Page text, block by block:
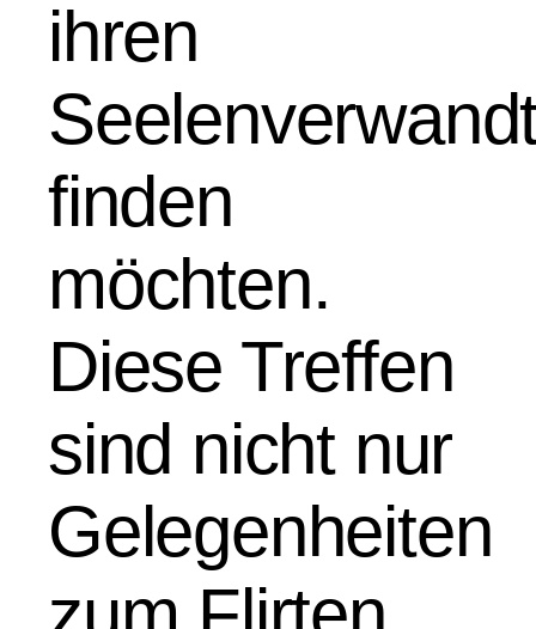
ihren
finden
möchten.
Diese Treffen
sind nicht nur
Gelegenheiten